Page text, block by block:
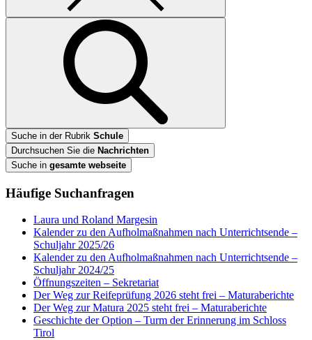
Suche in der Rubrik Schule
Durchsuchen Sie die Nachrichten
Suche in gesamte webseite
Häufige Suchanfragen
Laura und Roland Margesin
Kalender zu den Aufholmaßnahmen nach Unterrichtsende –
Schuljahr 2025/26
Kalender zu den Aufholmaßnahmen nach Unterrichtsende –
Schuljahr 2024/25
Öffnungszeiten – Sekretariat
Der Weg zur Reifeprüfung 2026 steht frei – Maturaberichte
Der Weg zur Matura 2025 steht frei – Maturaberichte
Geschichte der Option – Turm der Erinnerung im Schloss
Tirol